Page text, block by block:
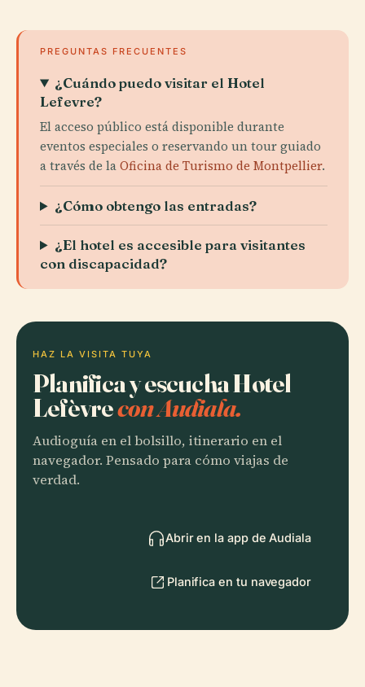
PREGUNTAS FRECUENTES
¿Cuándo puedo visitar el Hotel
Lefevre?
El acceso público está disponible durante
eventos especiales o reservando un tour guiado
a través de laOficina de Turismo de Montpellier.
¿Cómo obtengo las entradas?
¿El hotel es accesible para visitantes
con discapacidad?
HAZ LA VISITA TUYA
Planifica y escucha Hotel
Lefèvrecon Audiala.
Audioguía en el bolsillo, itinerario en el
navegador. Pensado para cómo viajas de
verdad.
Abrir en la app de Audiala
Planifica en tu navegador